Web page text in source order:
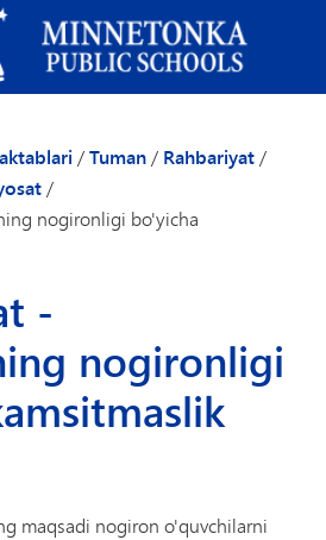
maktablari
/Tuman/ Rahbariyat/
/
nogironligi bo'yicha
-
nogironligi
maqsadi nogiron o'quvchilarni